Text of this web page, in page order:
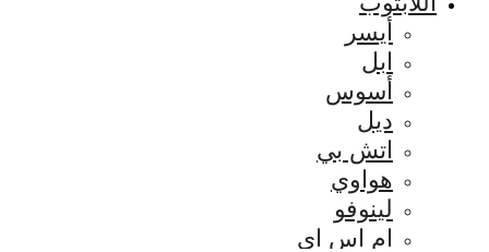
أيسر
ابل
أسوس
ديل
اتش بي
هواوي
لينوفو
ام اس اي